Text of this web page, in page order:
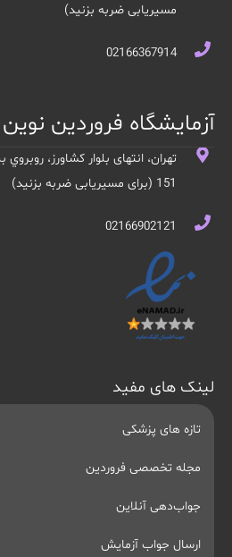
مسیریابی ضربه بزنید)
02166367914
آزمایشگاه فروردین نوین
تهران، انتهای بلوار کشاورز،
151 (برای مسیریابی ضربه بزنید)
02166902121
لینک های مفید
تازه های پزشکی
مجله تخصصی فروردین
جواب‌دهی آنلاین
ارسال جواب آزمایش